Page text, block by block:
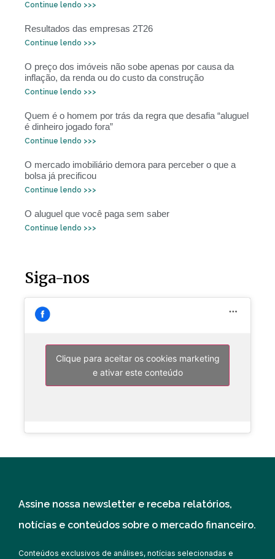
Continue lendo >>>
Resultados das empresas 2T26
Continue lendo >>>
O preço dos imóveis não sobe apenas por causa da
inflação, da renda ou do custo da construção
Continue lendo >>>
Quem é o homem por trás da regra que desafia “aluguel
é dinheiro jogado fora”
Continue lendo >>>
O mercado imobiliário demora para perceber o que a
bolsa já precificou
Continue lendo >>>
O aluguel que você paga sem saber
Continue lendo >>>
Siga-nos
Clique para aceitar os cookies marketing
e ativar este conteúdo
Assine nossa newsletter e receba relatórios,
notícias e conteúdos sobre o mercado financeiro.
Conteúdos exclusivos de análises, notícias selecionadas e